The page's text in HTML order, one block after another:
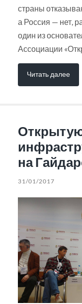
страны
а Россия — нет,
один из
Ассоциации
Читать далее
на
31/01/2017